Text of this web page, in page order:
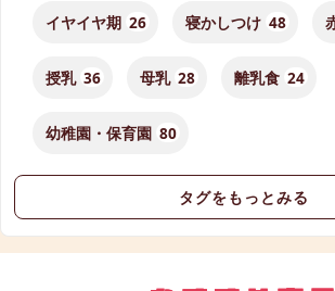
イヤイヤ期 26 寝かしつけ 48
授乳 36 母乳 28 離乳食 24
幼稚園・保育園 80
タグをもっとみる